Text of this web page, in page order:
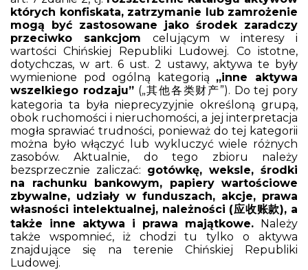
których konfiskata, zatrzymanie lub zamrożenie
mogą być zastosowane jako środek zaradczy
przeciwko sankcjom celującym w interesy i
wartości Chińskiej Republiki Ludowej. Co istotne,
dotychczas, w art. 6 ust. 2 ustawy, aktywa te były
wymienione pod ogólną kategorią „inne aktywa
wszelkiego rodzaju”(„其他各类财产”). Do tej pory
kategoria ta była nieprecyzyjnie określoną grupą,
obok ruchomości i nieruchomości, a jej interpretacja
mogła sprawiać trudności, ponieważ do tej kategorii
można było włączyć lub wykluczyć wiele różnych
zasobów. Aktualnie, do tego zbioru należy
bezsprzecznie zaliczać: gotówkę, weksle, środki
na rachunku bankowym, papiery wartościowe
zbywalne, udziały w funduszach, akcje, prawa
własności intelektualnej, należności (应收账款), a
także inne aktywa i prawa majątkowe. Należy
także wspomnieć, iż chodzi tu tylko o aktywa
znajdujące się na terenie Chińskiej Republiki
Ludowej.